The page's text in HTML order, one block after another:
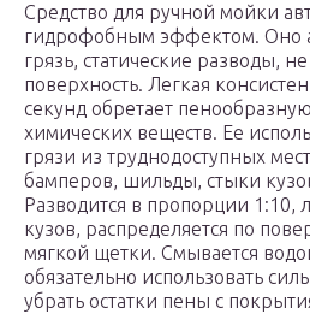
Средство для ручной мойки
гидрофобным эффектом. Оно
грязь, статические разводы,
поверхность. Легкая
секунд обретает
химических веществ. Ее
грязи из труднодоступных
бамперов, шильды, стыки
Разводится в пропорции 1:10,
кузов, распределяется по
мягкой щетки. Смывается
обязательно использовать
убрать остатки пены с